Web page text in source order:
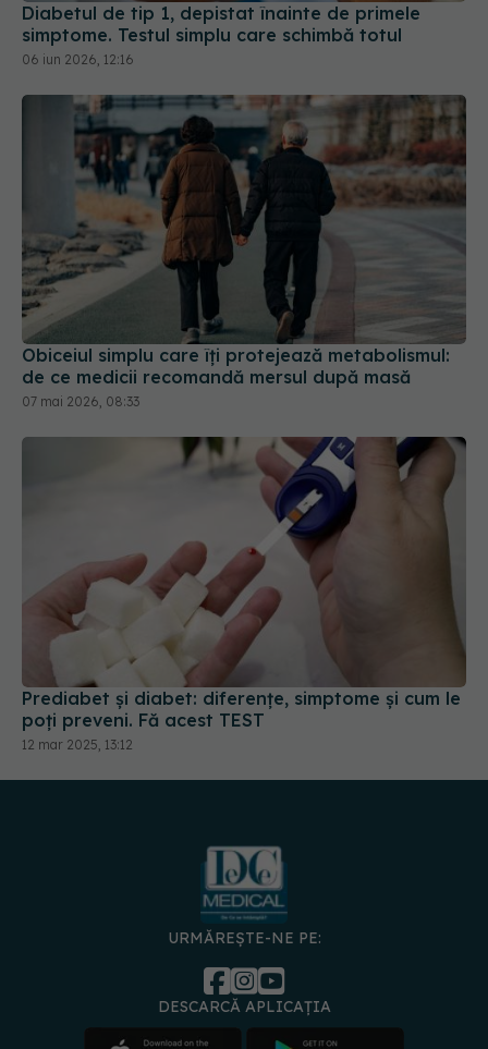
Diabetul de tip 1, depistat înainte de primele
simptome. Testul simplu care schimbă totul
06 iun 2026, 12:16
Obiceiul simplu care îți protejează metabolismul:
de ce medicii recomandă mersul după masă
07 mai 2026, 08:33
Prediabet și diabet: diferențe, simptome și cum le
poți preveni. Fă acest TEST
12 mar 2025, 13:12
URMĂREȘTE-NE PE:
DESCARCĂ APLICAȚIA